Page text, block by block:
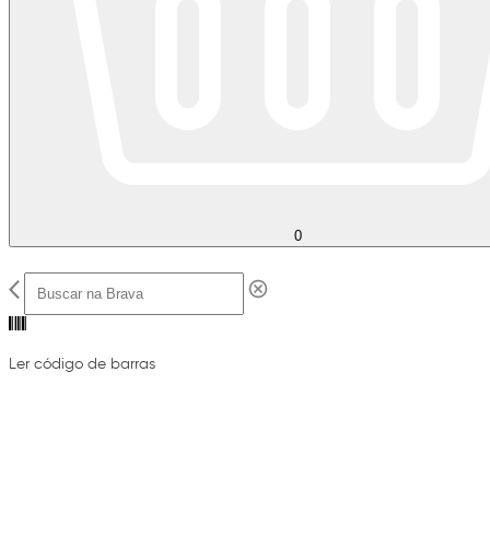
0
Ler código de barras